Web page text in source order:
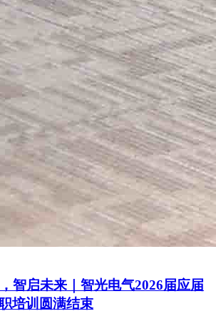
智启未来｜智光电气2026届应届
培训圆满结束